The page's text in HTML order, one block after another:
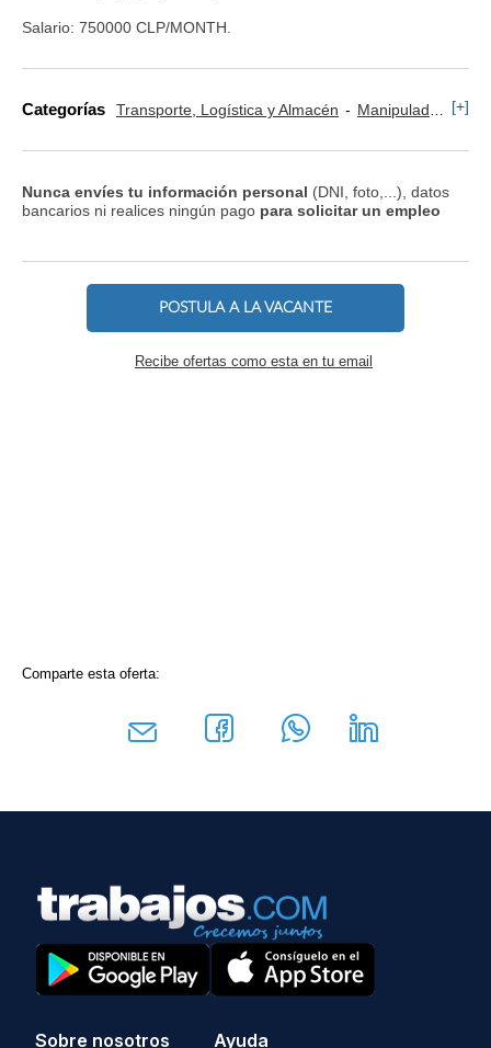
Salario: 750000 CLP/MONTH.
Categorías Transporte, Logística y Almacén Manipulador y Operario de Montaje [+]
Nunca envíes tu información personal (DNI, foto,...), datos
bancarios ni realices ningún pago para solicitar un empleo
POSTULA A LA VACANTE
Recibe ofertas como esta en tu email
Comparte esta oferta:
Sobre nosotros Ayuda